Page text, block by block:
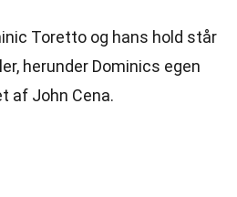
Toretto og hans hold står
herunder Dominics egen
af John Cena.